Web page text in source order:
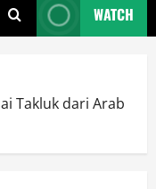
WATCH
Takluk dari Arab